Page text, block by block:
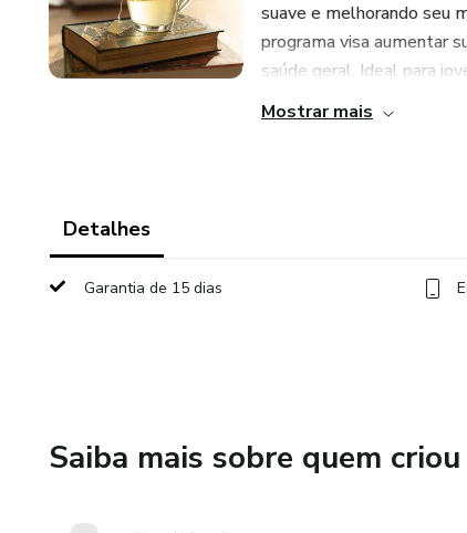
suave e melhorando seu
programa visa aumentar
saúde geral. Ideal para
Mostrar mais
Detalhes
Garantia de 15 dias
Saiba mais sobre quem